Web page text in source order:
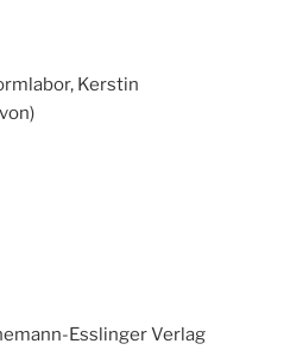
Kerstin
Esslinger Verlag